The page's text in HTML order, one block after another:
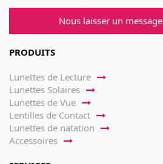
Nous laisser un message
PRODUITS
Lunettes de Lecture
Lunettes Solaires
Lunettes de Vue
Lentilles de Contact
Lunettes de natation
Accessoires